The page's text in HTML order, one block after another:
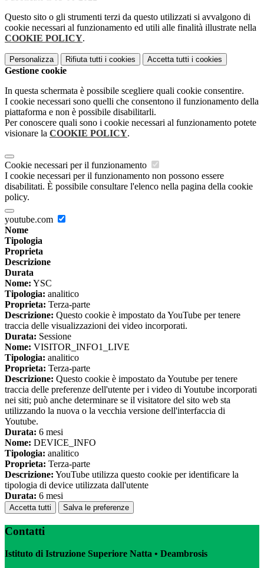
Questo sito o gli strumenti terzi da questo utilizzati si avvalgono di
cookie necessari al funzionamento ed utili alle finalità illustrate nella
COOKIE POLICY.
Personalizza Rifiuta tutti i cookies Accetta tutti i cookies
Gestione cookie
In questa schermata è possibile scegliere quali cookie consentire.
I cookie necessari sono quelli che consentono il funzionamento della
piattaforma e non è possibile disabilitarli.
Per conoscere quali sono i cookie necessari al funzionamento potete
visionare la COOKIE POLICY.
Cookie necessari per il funzionamento
I cookie necessari per il funzionamento non possono essere
disabilitati. È possibile consultare l'elenco nella pagina della cookie
policy.
youtube.com
Nome
Tipologia
Proprieta
Descrizione
Durata
Nome: YSC
Tipologia: analitico
Proprieta: Terza-parte
Descrizione: Questo cookie è impostato da YouTube per tenere
traccia delle visualizzazioni dei video incorporati.
Durata: Sessione
Nome: VISITOR_INFO1_LIVE
Tipologia: analitico
Proprieta: Terza-parte
Descrizione: Questo cookie è impostato da Youtube per tenere
traccia delle preferenze dell'utente per i video di Youtube incorporati
nei siti; può anche determinare se il visitatore del sito web sta
utilizzando la nuova o la vecchia versione dell'interfaccia di
Youtube.
Durata: 6 mesi
Nome: DEVICE_INFO
Tipologia: analitico
Proprieta: Terza-parte
Descrizione: YouTube utilizza questo cookie per identificare la
tipologia di device utilizzata dall'utente
Durata: 6 mesi
Accetta tutti Salva le preferenze
Contatti
Istituto di Istruzione Superiore Natta • Deambrosis